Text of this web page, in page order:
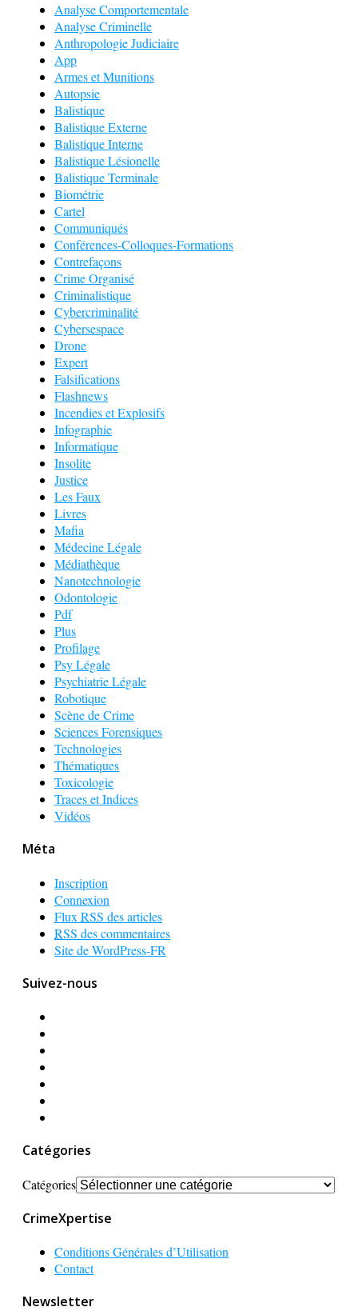
Analyse Comportementale
Analyse Criminelle
Anthropologie Judiciaire
App
Armes et Munitions
Autopsie
Balistique
Balistique Externe
Balistique Interne
Balistique Lésionelle
Balistique Terminale
Biométrie
Cartel
Communiqués
Conférences-Colloques-Formations
Contrefaçons
Crime Organisé
Criminalistique
Cybercriminalité
Cybersespace
Drone
Expert
Falsifications
Flashnews
Incendies et Explosifs
Infographie
Informatique
Insolite
Justice
Les Faux
Livres
Mafia
Médecine Légale
Médiathèque
Nanotechnologie
Odontologie
Pdf
Plus
Profilage
Psy Légale
Psychiatrie Légale
Robotique
Scène de Crime
Sciences Forensiques
Technologies
Thématiques
Toxicologie
Traces et Indices
Vidéos
Méta
Inscription
Connexion
Flux RSS des articles
RSS des commentaires
Site de WordPress-FR
Suivez-nous
Catégories
Catégories
CrimeXpertise
Conditions Générales d’Utilisation
Contact
Newsletter